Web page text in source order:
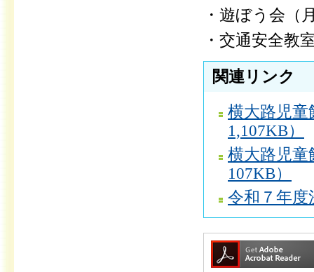
・遊ぼう会（
・交通安全教
関連リンク
横大路児童
1,107KB）
横大路児
107KB）
令和７年度